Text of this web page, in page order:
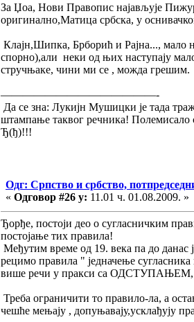
За Џоа, Нови Правопис најављује
оригинално,Матица србска, у
Клајн,Шипка, Брборић и Рајна..., мало
спорно),али неки од њих наступају
стручњаке, чини ми се , можда грешим.
——————————————-
Да се зна: Лукијн Мушицки је тада
штампање таквог речника! Полемисало
Ђ(ђ)!!!
Одг: Српство и србство,
« Одговор #26 у: 11.01 ч. 01.08.2009. »
Ђорђе, постоји део о сугласничким
постојање тих правила!
Међутим време од 19. века па до данас
рецимо правила " једначење сугласника
више речи у пракси са ОДСТУПАЊЕМ,
Треба ограничити то правило-ла, а
чешће мењају , допуњавају,усклађују